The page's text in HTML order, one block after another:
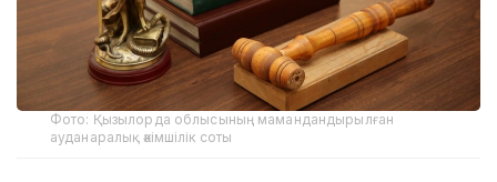
Фото: Қызылорда облысының мамандандырылған
ауданаралық әкімшілік соты